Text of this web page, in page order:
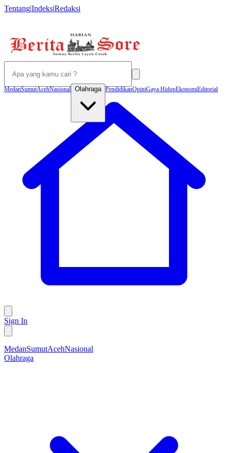
Tentang|Indeks|Redaksi
MedanSumutAcehNasional Olahraga PendidikanOpiniGaya HidupEkonomiEditorial
Sign In
MedanSumutAcehNasional
Olahraga